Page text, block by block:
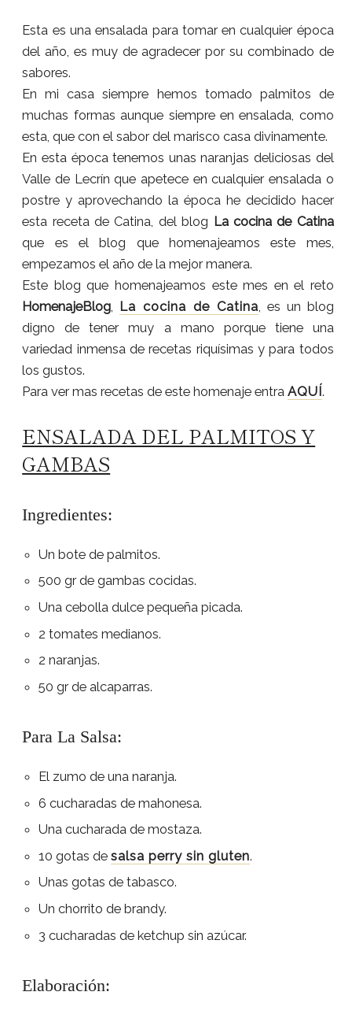
Esta es una ensalada para tomar en cualquier época
del año, es muy de agradecer por su combinado de
sabores.
En mi casa siempre hemos tomado palmitos de
muchas formas aunque siempre en ensalada, como
esta, que con el sabor del marisco casa divinamente.
En esta época tenemos unas naranjas deliciosas del
Valle de Lecrín que apetece en cualquier ensalada o
postre y aprovechando la época he decidido hacer
esta receta de Catina, del blog La cocina de Catina
que es el blog que homenajeamos este mes,
empezamos el año de la mejor manera.
Este blog que homenajeamos este mes en el reto
HomenajeBlog, La cocina de Catina, es un blog
digno de tener muy a mano porque tiene una
variedad inmensa de recetas riquísimas y para todos
los gustos.
Para ver mas recetas de este homenaje entraAQUÍ.
ENSALADA DEL PALMITOS Y
GAMBAS
Ingredientes:
Un bote de palmitos.
500 gr de gambas cocidas.
Una cebolla dulce pequeña picada.
2 tomates medianos.
2 naranjas.
50 gr de alcaparras.
Para La Salsa:
El zumo de una naranja.
6 cucharadas de mahonesa.
Una cucharada de mostaza.
10 gotas de salsa perry sin gluten.
Unas gotas de tabasco.
Un chorrito de brandy.
3 cucharadas de ketchup sin azúcar.
Elaboración: